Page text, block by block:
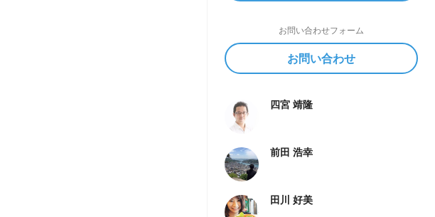
お問い合わせフォーム
お問い合わせ
四宮 靖隆
前田 浩幸
田川 好美